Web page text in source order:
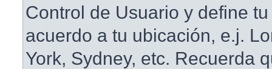
Control de Usuario y define
acuerdo a tu ubicación, e.j.
York, Sydney, etc. Recuerda